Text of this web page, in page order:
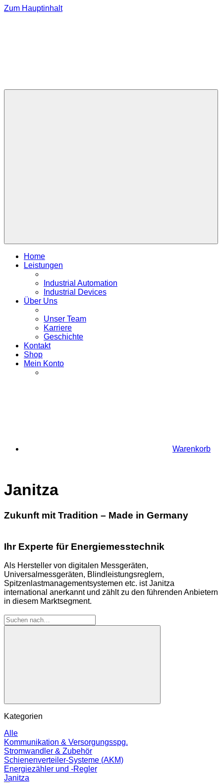
Zum Hauptinhalt
Home
Leistungen
Industrial Automation
Industrial Devices
Über Uns
Unser Team
Karriere
Geschichte
Kontakt
Shop
Mein Konto
Warenkorb
Janitza
Zukunft mit Tradition – Made in Germany
Ihr Experte für Energiemesstechnik
Als Hersteller von digitalen Messgeräten,
Universalmessgeräten, Blindleistungsreglern,
Spitzenlastmanagementsystemen etc. ist Janitza
international anerkannt und zählt zu den führenden Anbietern
in diesem Marktsegment.
Kategorien
Alle
Kommunikation & Versorgungsspg.
Stromwandler & Zubehör
Schienenverteiler-Systeme (AKM)
Energiezähler und -Regler
Janitza